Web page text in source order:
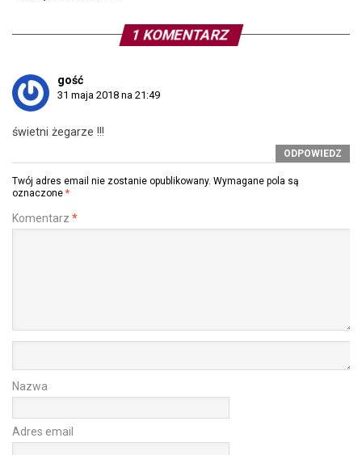
1 KOMENTARZ
gość
31 maja 2018 na 21:49
świetni żegarze !!!
ODPOWIEDZ
Twój adres email nie zostanie opublikowany. Wymagane pola są
oznaczone *
Komentarz *
Nazwa
Adres email